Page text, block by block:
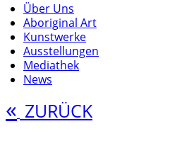
Über Uns
Aboriginal Art
Kunstwerke
Ausstellungen
Mediathek
News
« ZURÜCK